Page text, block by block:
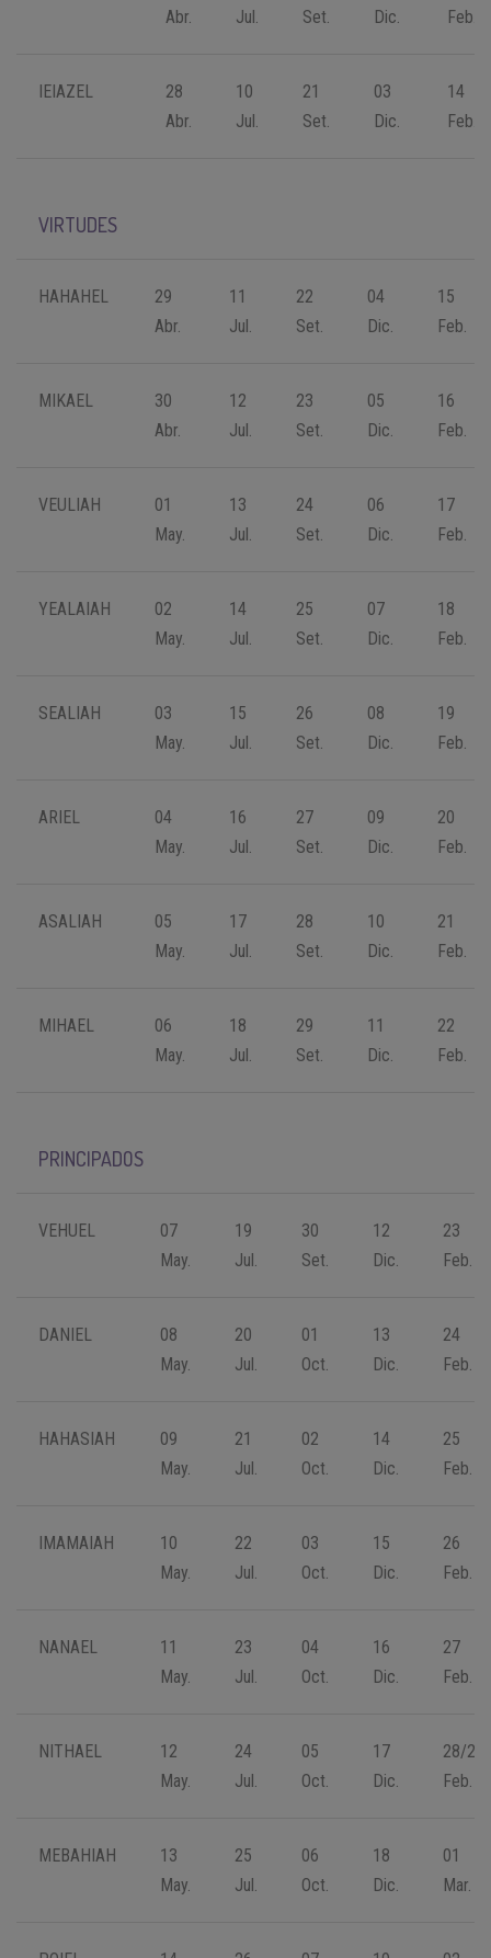
Abr.
Jul.
Set.
Dic.
Feb.
IEIAZEL
28
Abr.
10
Jul.
21
Set.
03
Dic.
14
Feb.
VIRTUDES
HAHAHEL
29
Abr.
11
Jul.
22
Set.
04
Dic.
15
Feb.
MIKAEL
30
Abr.
12
Jul.
23
Set.
05
Dic.
16
Feb.
VEULIAH
01
May.
13
Jul.
24
Set.
06
Dic.
17
Feb.
YEALAIAH
02
May.
14
Jul.
25
Set.
07
Dic.
18
Feb.
SEALIAH
03
May.
15
Jul.
26
Set.
08
Dic.
19
Feb.
ARIEL
04
May.
16
Jul.
27
Set.
09
Dic.
20
Feb.
ASALIAH
05
May.
17
Jul.
28
Set.
10
Dic.
21
Feb.
MIHAEL
06
May.
18
Jul.
29
Set.
11
Dic.
22
Feb.
PRINCIPADOS
VEHUEL
07
May.
19
Jul.
30
Set.
12
Dic.
23
Feb.
DANIEL
08
May.
20
Jul.
01
Oct.
13
Dic.
24
Feb.
HAHASIAH
09
May.
21
Jul.
02
Oct.
14
Dic.
25
Feb.
IMAMAIAH
10
May.
22
Jul.
03
Oct.
15
Dic.
26
Feb.
NANAEL
11
May.
23
Jul.
04
Oct.
16
Dic.
27
Feb.
NITHAEL
12
May.
24
Jul.
05
Oct.
17
Dic.
28/29
Feb.
MEBAHIAH
13
May.
25
Jul.
06
Oct.
18
Dic.
01
Mar.